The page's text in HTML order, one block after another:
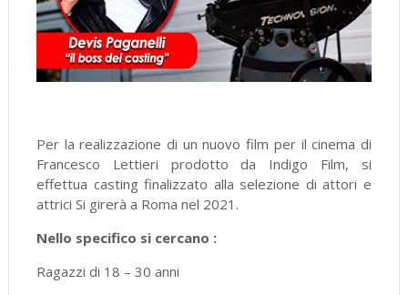
Per la realizzazione di un nuovo film per il cinema di
Francesco Lettieri prodotto da Indigo Film, si
effettua casting finalizzato alla selezione di attori e
attrici Si girerà a Roma nel 2021.
Nello specifico si cercano :
Ragazzi di 18 – 30 anni